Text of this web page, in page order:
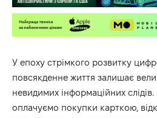
У епоху стрімкого розвитку
повсякденне життя залишає
невидимих інформаційних
оплачуємо покупки карткою,